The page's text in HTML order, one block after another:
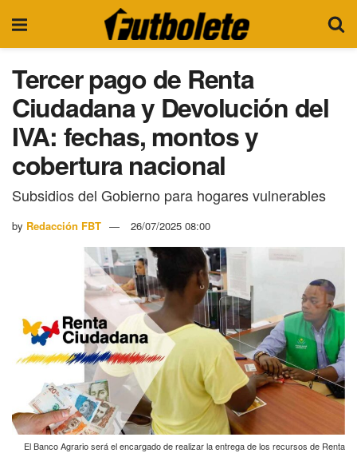
Tercer pago de Renta
Ciudadana y Devolución del
IVA: fechas, montos y
cobertura nacional
Subsidios del Gobierno para hogares vulnerables
by Redacción FBT 26/07/2025 08:00
El Banco Agrario será el encargado de realizar la entrega de los recursos de Renta